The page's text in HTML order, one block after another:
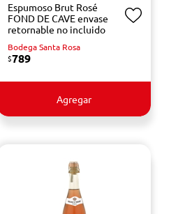
Espumoso Brut Rosé
FOND DE CAVE envase
retornable no incluido
Bodega Santa Rosa
$789
Agregar